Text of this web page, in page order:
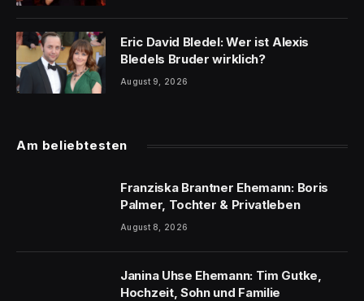
Eric David Bledel: Wer ist Alexis
Bledels Bruder wirklich?
August 9, 2026
Am beliebtesten
Franziska Brantner Ehemann: Boris
Palmer, Tochter & Privatleben
August 8, 2026
Janina Uhse Ehemann: Tim Gutke,
Hochzeit, Sohn und Familie